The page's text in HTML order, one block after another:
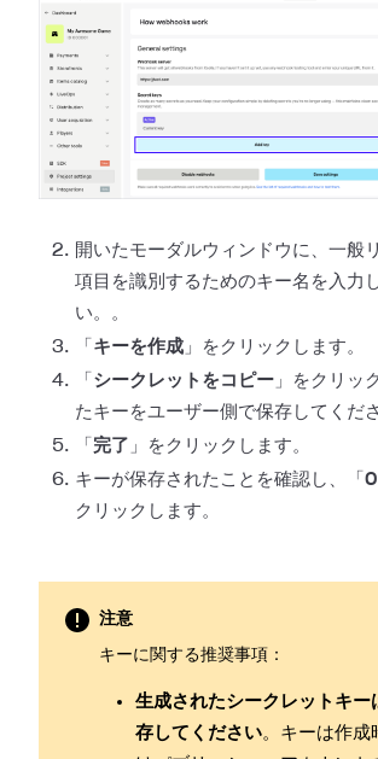
開いたモーダルウィンドウに、一般
項目を識別するためのキー名を入力
い。。
「 キーを作成 」をクリックします。
「 シークレットをコピー 」をクリッ
たキーをユーザー側で保存してくだ
「 完了 」をクリックします。
キーが保存されたことを確認し、「
クリックします。
注意
キーに関する推奨事項：
生成されたシークレットキー
存してください。キーは作成